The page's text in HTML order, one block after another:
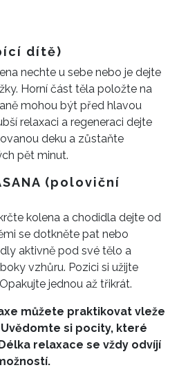
dítě)
nechte u sebe nebo je dejte
Horní část těla položte na
mohou být před hlavou
relaxaci a regeneraci dejte
deku a zůstaňte
pět minut.
(poloviční
kolena a chodidla dejte od
se dotkněte pat nebo
aktivně pod své tělo a
vzhůru. Pozici si užijte
Opakujte jednou až třikrát.
můžete praktikovat vleže
si pocity, které
relaxace se vždy odvíjí